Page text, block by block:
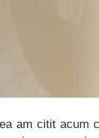
am citit acum